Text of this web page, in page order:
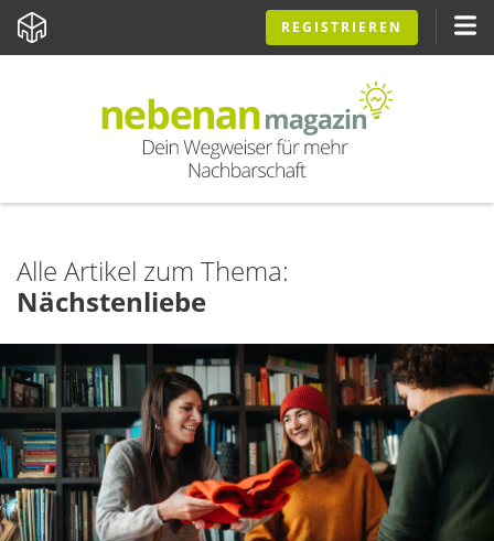
REGISTRIEREN
Alle Artikel zum Thema:
Nächstenliebe